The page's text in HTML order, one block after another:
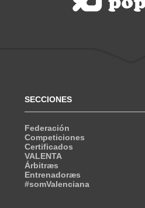
SECCIONES
Federación
Competiciones
Certificados
VALENTA
Árbitræs
Entrenadoræs
#somValenciana